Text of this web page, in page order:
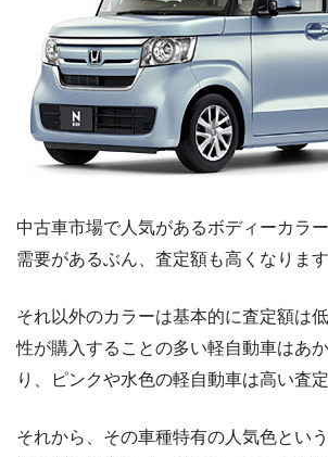
中古車市場で人気があるボディーカラ
需要があるぶん、査定額も高くなります
それ以外のカラーは基本的に査定額は
性が購入することの多い軽自動車はあ
り、ピンクや水色の軽自動車は高い査
それから、その車種特有の人気色とい